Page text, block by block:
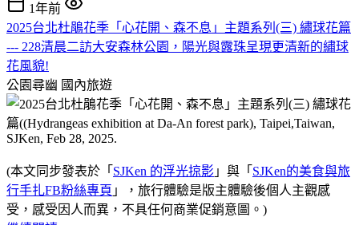
1年前
2025台北杜鵑花季「心花開、森不息」主題系列(三) 繡球花篇
--- 228清晨二訪大安森林公園，陽光與露珠呈現更清新的繡球
花風貌!
公園尋幽 國內旅遊
(本文同步發表於「 SJKen 的浮光掠影 」與「 SJKen的美食與旅
行手扎FB粉絲專頁 」，旅行體驗是版主體驗後個人主觀感
受，感受因人而異，不具任何商業促銷意圖。)